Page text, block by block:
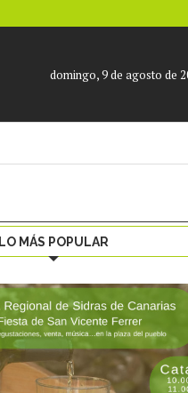
domingo, 9 de agosto de
LO MÁS POPULAR